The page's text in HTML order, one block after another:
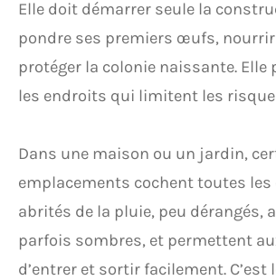
Elle doit démarrer seule la
pondre ses premiers œufs,
protéger la colonie naissante. Elle
les endroits qui limitent les
Dans une maison ou un jardin,
emplacements cochent toutes les
abrités de la pluie, peu dérangés,
parfois sombres, et permettent
d’entrer et sortir facilement. C’est